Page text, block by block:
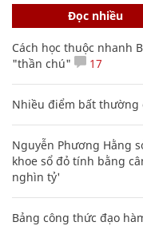
Đọc nhiều
Cách học thuộc nhanh
"thần chú"
17
Nhiều điểm bất thường
Nguyễn Phương Hằng
khoe sổ đỏ tính bằng
nghìn tỷ'
Bảng công thức đạo